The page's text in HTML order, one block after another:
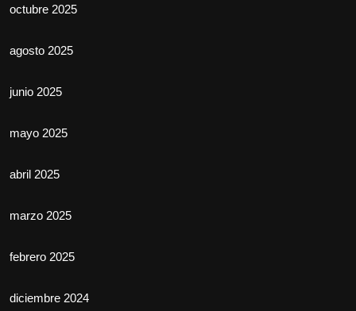
octubre 2025
agosto 2025
junio 2025
mayo 2025
abril 2025
marzo 2025
febrero 2025
diciembre 2024